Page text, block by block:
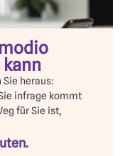
heraus:
infrage kommt
für Sie ist,